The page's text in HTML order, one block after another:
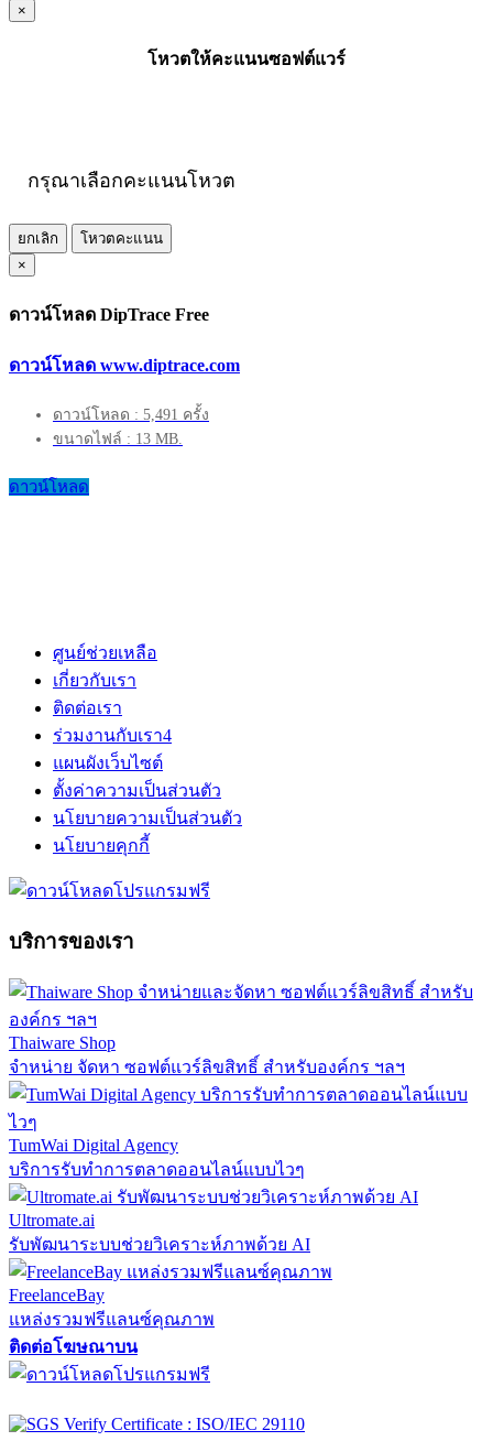
×
โหวตให้คะแนนซอฟต์แวร์
กรุณาเลือกคะแนนโหวต
ยกเลิก
โหวตคะแนน
×
ดาวน์โหลด DipTrace Free
ดาวน์โหลด www.diptrace.com
ดาวน์โหลด : 5,491 ครั้ง
ขนาดไฟล์ : 13 MB.
ดาวน์โหลด
ศูนย์ช่วยเหลือ
เกี่ยวกับเรา
ติดต่อเรา
ร่วมงานกับเรา4
แผนผังเว็บไซต์
ตั้งค่าความเป็นส่วนตัว
นโยบายความเป็นส่วนตัว
นโยบายคุกกี้
บริการของเรา
Thaiware Shop
จำหน่าย จัดหา ซอฟต์แวร์ลิขสิทธิ์ สำหรับองค์กร ฯลฯ
TumWai Digital Agency
บริการรับทำการตลาดออนไลน์แบบไวๆ
Ultromate.ai
รับพัฒนาระบบช่วยวิเคราะห์ภาพด้วย AI
FreelanceBay
แหล่งรวมฟรีแลนซ์คุณภาพ
ติดต่อโฆษณาบน